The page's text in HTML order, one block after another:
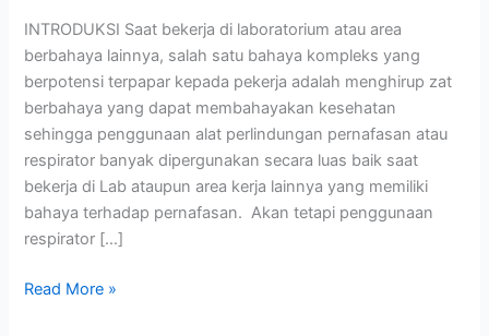
INTRODUKSI Saat bekerja di laboratorium atau area
berbahaya lainnya, salah satu bahaya kompleks yang
berpotensi terpapar kepada pekerja adalah menghirup zat
berbahaya yang dapat membahayakan kesehatan
sehingga penggunaan alat perlindungan pernafasan atau
respirator banyak dipergunakan secara luas baik saat
bekerja di Lab ataupun area kerja lainnya yang memiliki
bahaya terhadap pernafasan. Akan tetapi penggunaan
respirator […]
Read More »